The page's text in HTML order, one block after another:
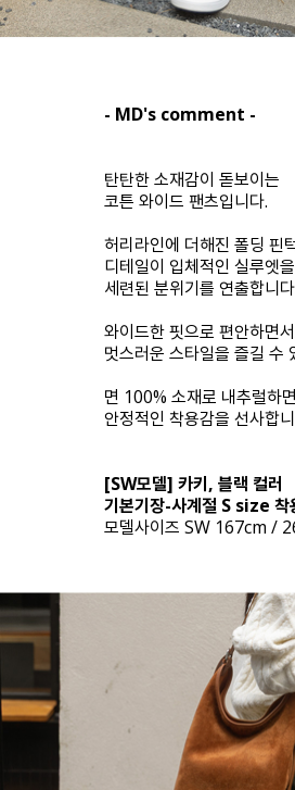
- MD's comment -
탄탄한 소재감이 돋보이는
코튼 와이드 팬츠입니다.
허리라인에 더해진 폴딩 핀
디테일이 입체적인 실루엣
세련된 분위기를 연출합니
와이드한 핏으로 편안하면
멋스러운 스타일을 즐길 수
면 100% 소재로 내추럴하
안정적인 착용감을 선사합
[SW모델] 카키, 블랙 컬러
기본기장-사계절 S size 착
모델사이즈 SW 167cm /